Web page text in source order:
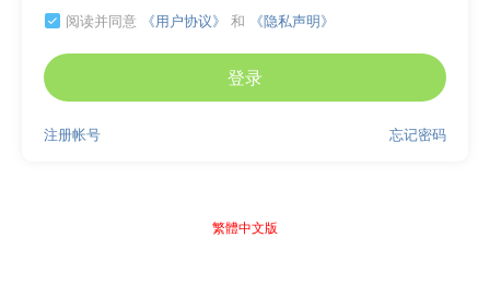
 阅读并同意 《用户协议》 和 《隐私声明》
登录
忘记密码
注册帐号
繁體中文版